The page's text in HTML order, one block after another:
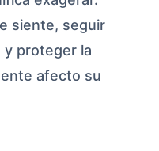
siente, seguir
y proteger la
afecto su